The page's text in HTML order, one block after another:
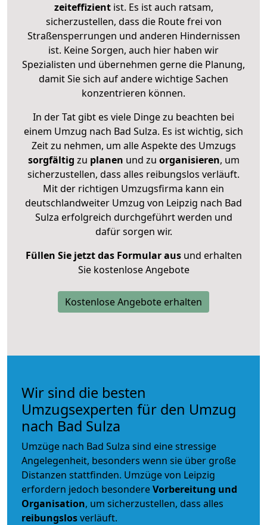
zeiteffizientist. Es ist auch ratsam,
sicherzustellen, dass die Route frei von
Straßensperrungen und anderen Hindernissen
ist. Keine Sorgen, auch hier haben wir
Spezialisten und übernehmen gerne die Planung,
damit Sie sich auf andere wichtige Sachen
konzentrieren können.
In der Tat gibt es viele Dinge zu beachten bei
einem Umzug nach Bad Sulza. Es ist wichtig, sich
Zeit zu nehmen, um alle Aspekte des Umzugs
sorgfältig zu planen und zu organisieren, um
sicherzustellen, dass alles reibungslos verläuft.
Mit der richtigen Umzugsfirma kann ein
deutschlandweiter Umzug von Leipzig nach Bad
Sulza erfolgreich durchgeführt werden und
dafür sorgen wir.
Füllen Sie jetzt das Formular ausund erhalten
Sie kostenlose Angebote
Kostenlose Angebote erhalten
Wir sind die besten
Umzugsexperten für den Umzug
nach Bad Sulza
Umzüge nach Bad Sulza sind eine stressige
Angelegenheit, besonders wenn sie über große
Distanzen stattfinden. Umzüge von Leipzig
erfordern jedoch besondereVorbereitung und
Organisation, um sicherzustellen, dass alles
reibungslosverläuft.